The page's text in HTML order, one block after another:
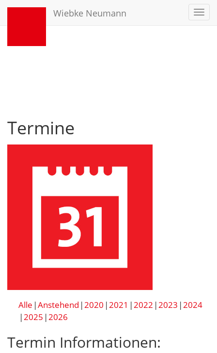
Wiebke Neumann
Termine
Alle Anstehend 2020 2021 2022 2023 2024
2025 2026
Termin Informationen: